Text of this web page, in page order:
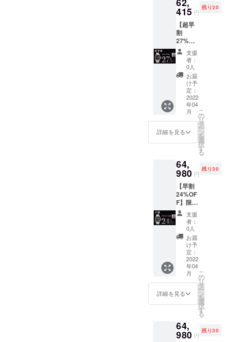
方宜しくお
願い致しま
415 円
残り20
【超早
割
27%OF
F】限定
２０
名
Arctic
Ocean
x 1 値
段：
62,415
円（税
込） お
値段は
送料込
みの価
す。
支援
者：
0人
お届
け予
定：
2022
年04
月
詳細を見る
こ
の
リ
タ
ー
ン
を
選
択
す
る
64,
980 円
残り30
【早割
24%OF
F】限定
３０
名
Norther
n Light
x 1 値
段：
64,980
円（税
込） お
値段は
送料込
みの価
格で
支援
者：
0人
お届
け予
定：
2022
年04
月
詳細を見る
こ
の
リ
タ
ー
ン
を
選
択
す
る
64,
980 円
残り30